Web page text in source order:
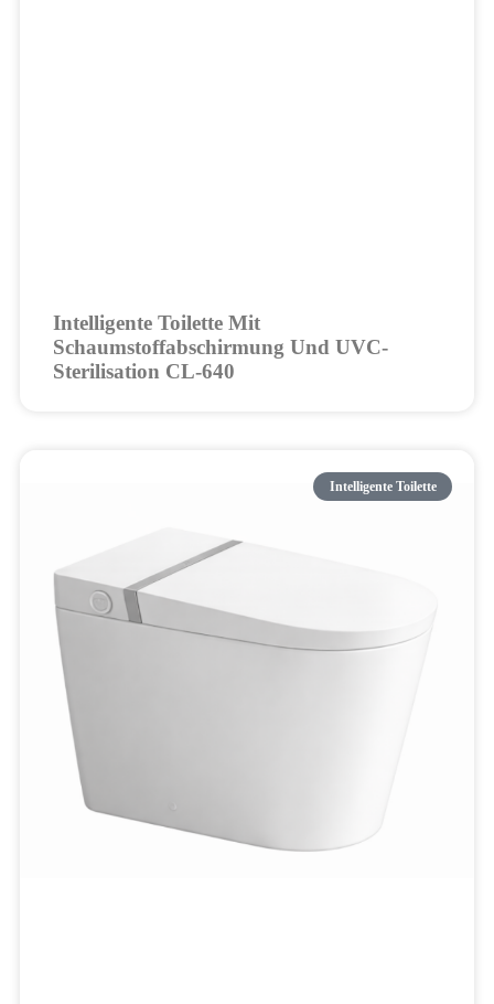
Intelligente Toilette Mit
Schaumstoffabschirmung Und UVC-
Sterilisation CL-640
Intelligente Toilette